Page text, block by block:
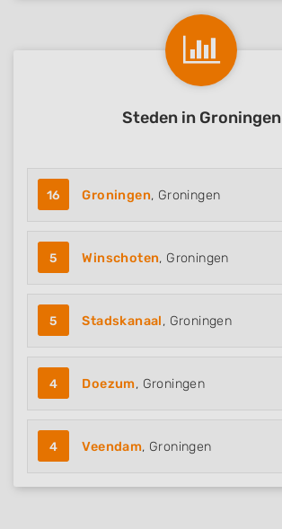
Steden in Groningen
16 Groningen, Groningen
5 Winschoten, Groningen
5 Stadskanaal, Groningen
4 Doezum, Groningen
4 Veendam, Groningen